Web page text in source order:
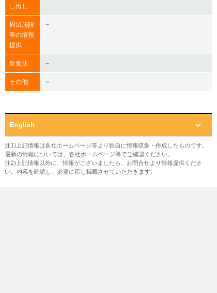
し出し
周辺施設
等の情報
提供
－
飲食店 －
その他 －
English
注1)上記情報は各社ホームページ等より独自に情報収集・作成したものです。
最新の情報については、各社ホームページ等でご確認ください。
注2)上記情報以外に、情報がございましたら、お問合せより情報提供くださ
い。内容を確認し、必要に応じ掲載させていただきます。